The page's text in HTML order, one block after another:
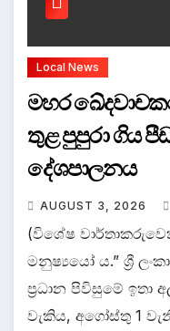
Local News
මහර
තුළ පුපුරා ගිය
දේශපාලනය
AUGUST 3, 2026
(විශේෂ
මනුෂ්‍යයෝ ය.” ශ්‍රී
ප්‍රධාන පිවිසුමේ ඉතා
වැකිය, අගෝස්තු 1